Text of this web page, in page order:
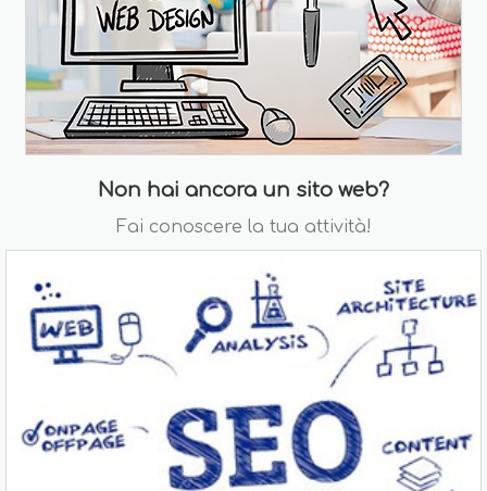
Non hai ancora un sito web?
Fai conoscere la tua attività!